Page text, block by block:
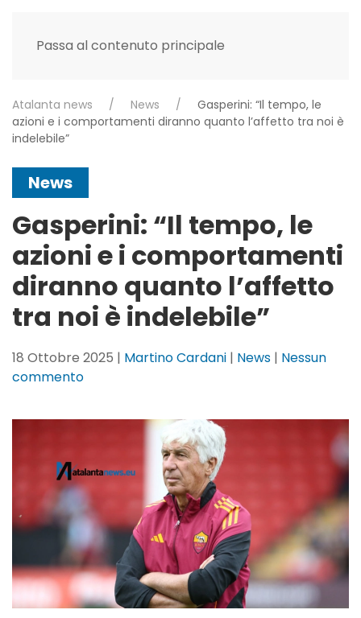
Passa al contenuto principale
Atalanta news News
Gasperini: “Il tempo, le
azioni e i comportamenti diranno quanto l’affetto tra noi è
indelebile”
News
Gasperini: “Il tempo, le
azioni e i comportamenti
diranno quanto l’affetto
tra noi è indelebile”
18 Ottobre 2025 | Martino Cardani | News | Nessun
commentosu
“Il
azioni
e
comportamenti
diranno
quanto
l’affetto
tra